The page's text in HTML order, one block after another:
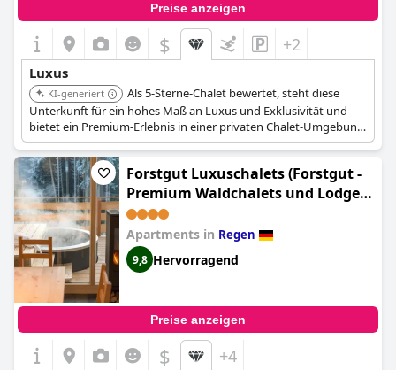
Preise anzeigen
$ +2
Luxus
KI-generiert
Als 5-Sterne-Chalet bewertet, steht diese
Unterkunft für ein hohes Maß an Luxus und Exklusivität und
bietet ein Premium-Erlebnis in einer privaten Chalet-Umgebung.
Forstgut Luxuschalets (Forstgut -
Premium Waldchalets und Lodge
Suiten)
Apartments in Regen
9,8 Hervorragend
Preise anzeigen
$ +4